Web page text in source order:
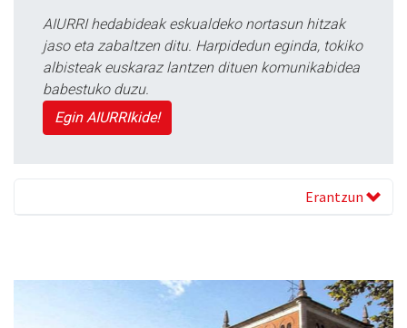
AIURRI hedabideak eskualdeko nortasun hitzak
jaso eta zabaltzen ditu. Harpidedun eginda, tokiko
albisteak euskaraz lantzen dituen komunikabidea
babestuko duzu.
Egin AIURRIkide!
Erantzun